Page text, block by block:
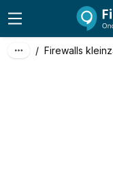
/ Firewalls
315,54 excl.
381,80 incl.